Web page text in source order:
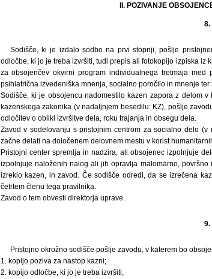
II. POZIVANJE
8.
Sodišče, ki je izdalo sodbo na prvi stopnji, pošlje
odločbe, ki jo je treba izvršiti, tudi prepis ali fotokopijo izpiska
za obsojenčev okvirni program individualnega tretmaja
psihiatrična izvedeniška mnenja, socialno poročilo in mnenje ter
Sodišče, ki je obsojencu nadomestilo kazen zapora z delom
kazenskega zakonika (v nadaljnjem besedilu: KZ), pošlje
odločitev o obliki izvršitve dela, roku trajanja in obsegu dela.
Zavod v sodelovanju s pristojnim centrom za socialno delo
začne delati na določenem delovnem mestu v korist
Pristojni center spremlja in nadzira, ali obsojenec izpolnjuje
izpolnjuje naloženih nalog ali jih opravlja malomarno,
izreklo kazen, in zavod. Če sodišče odredi, da se izrečena
četrtem členu tega pravilnika.
Zavod o tem obvesti direktorja uprave.
9.
Pristojno okrožno sodišče pošlje zavodu, v katerem bo
1. kopijo poziva za nastop kazni;
2. kopijo odločbe, ki jo je treba izvršiti;